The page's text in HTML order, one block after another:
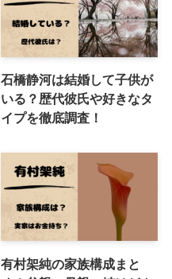
石橋静河は結婚して子供が
いる？歴代彼氏や好きなタ
イプを徹底調査！
有村架純の家族構成まと